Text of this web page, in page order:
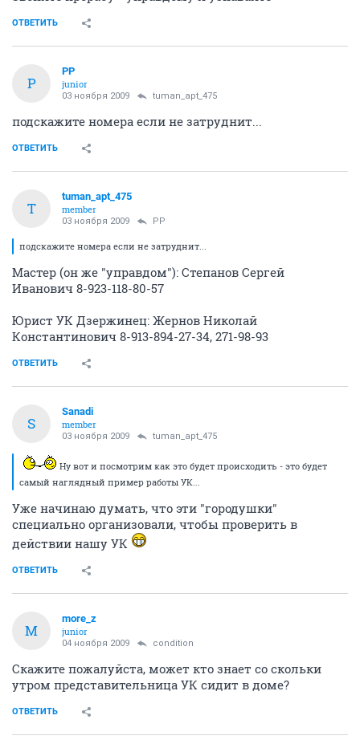
ОТВЕТИТЬ
P
PP
junior
03 ноября 2009 tuman_apt_475
подскажите номера если не затруднит...
ОТВЕТИТЬ
T
tuman_apt_475
member
03 ноября 2009 PP
подскажите номера если не затруднит...
Мастер (он же "управдом"): Степанов Сергей
Иванович 8-923-118-80-57
Юрист УК Дзержинец: Жернов Николай
Константинович 8-913-894-27-34, 271-98-93
ОТВЕТИТЬ
S
Sanadi
member
03 ноября 2009 tuman_apt_475
Ну вот и посмотрим как это будет происходить - это будет
самый наглядный пример работы УК...
Уже начинаю думать, что эти "городушки"
специально организовали, чтобы проверить в
действии нашу УК
ОТВЕТИТЬ
M
more_z
junior
04 ноября 2009 condition
Скажите пожалуйста, может кто знает со скольки
утром представительница УК сидит в доме?
ОТВЕТИТЬ